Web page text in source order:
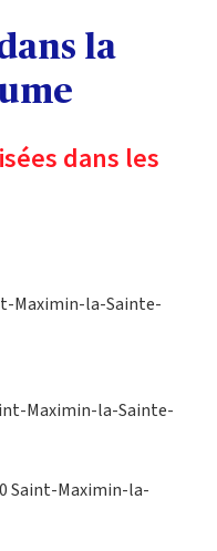
la
dans les
Maximin-la-Sainte-
Maximin-la-Sainte-
Saint-Maximin-la-